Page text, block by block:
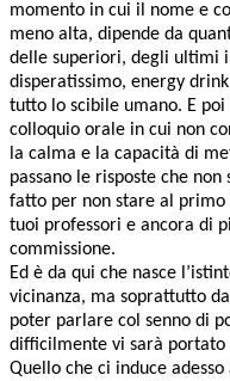
momento in cui il nome e
meno alta, dipende da
delle superiori, degli ultimi
disperatissimo, energy
tutto lo scibile umano. E
colloquio orale in cui non
la calma e la capacità di
passano le risposte che
fatto per non stare al primo
tuoi professori e ancora di
commissione.
Ed è da qui che nasce
vicinanza, ma soprattutto
poter parlare col senno di
difficilmente vi sarà portato
Quello che ci induce